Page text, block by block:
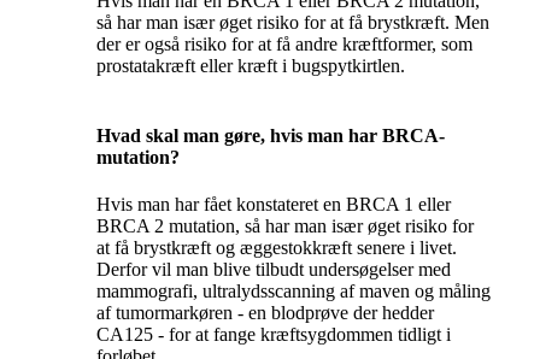
så har man især øget risiko for at få brystkræft. Men
der er også risiko for at få andre kræftformer, som
prostatakræft eller kræft i bugspytkirtlen.
Hvad skal man gøre, hvis man har BRCA-
mutation?
Hvis man har fået konstateret en BRCA 1 eller
BRCA 2 mutation, så har man især øget risiko for
at få brystkræft og æggestokkræft senere i livet.
Derfor vil man blive tilbudt undersøgelser med
mammografi, ultralydsscanning af maven og måling
af tumormarkøren - en blodprøve der hedder
CA125 - for at fange kræftsygdommen tidligt i